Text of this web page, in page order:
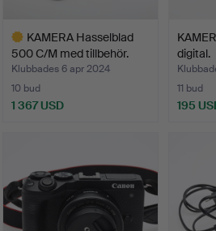
KAMERA Hasselblad
500 C/M med tillbehör.
Klubbades 6 apr 2024
10 bud
1 367 USD
digital.
11 bud
195